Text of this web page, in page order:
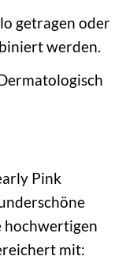
getragen oder
werden.
Pink
hochwertigen
mit: